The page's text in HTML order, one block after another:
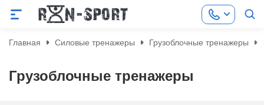
Главная Силовые тренажеры Грузоблочные тренажеры
Грузоблочные тренажеры